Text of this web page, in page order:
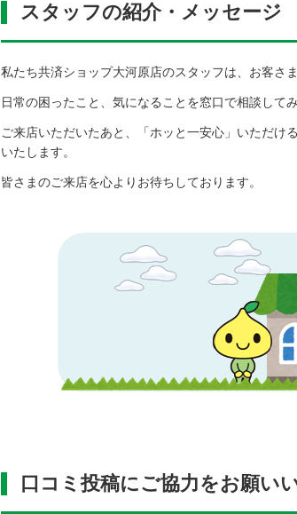
スタッフの紹介・メッセージ
私たち共済ショップ大河原店のスタッフは、お客さ
日常の困ったこと、気になることを窓口で相談して
ご来店いただいたあと、「ホッと一安心」いただけ
いたします。
皆さまのご来店を心よりお待ちしております。
口コミ投稿にご協力をお願い